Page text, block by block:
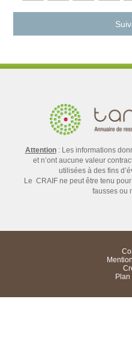
Attention: Les informations
et n’ont aucune valeur
utilisées à des fins
Le CRAIF ne peut être tenu
fausses ou
Plan